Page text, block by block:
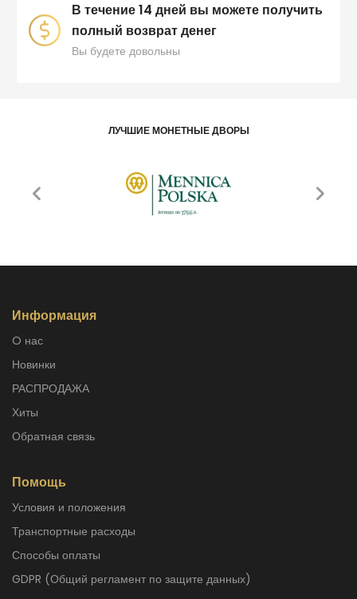
В течение 14 дней вы можете получить
полный возврат денег
Вы будете довольны
ЛУЧШИЕ МОНЕТНЫЕ ДВОРЫ
Информация
O нас
Новинки
РАСПРОДАЖА
Хиты
Обратная связь
Помощь
Условия и положения
Транспортные расходы
способы оплаты
GDPR (Общий регламент по защите данных)